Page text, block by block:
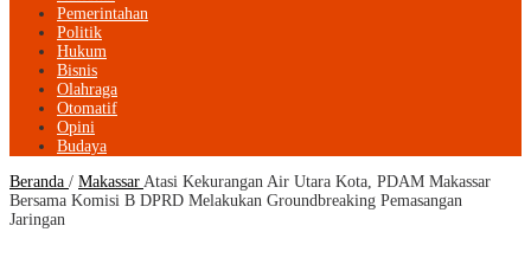
Pemerintahan
Politik
Hukum
Bisnis
Olahraga
Otomatif
Opini
Budaya
Beranda / Makassar Atasi Kekurangan Air Utara Kota, PDAM Makassar
Bersama Komisi B DPRD Melakukan Groundbreaking Pemasangan
Jaringan